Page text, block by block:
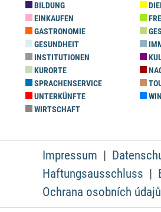
BILDUNG
EINKAUFEN
GASTRONOMIE
GESUNDHEIT
INSTITUTIONEN
KURORTE
SPRACHENSERVICE
UNTERKÜNFTE
WIRTSCHAFT
Impressum
Haftungsausschluss
Ochrana osobních údajů